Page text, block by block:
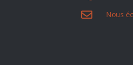
Nous